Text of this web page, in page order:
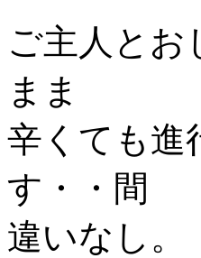
ご主人とお
まま
辛くても進
す・・間
違いなし。